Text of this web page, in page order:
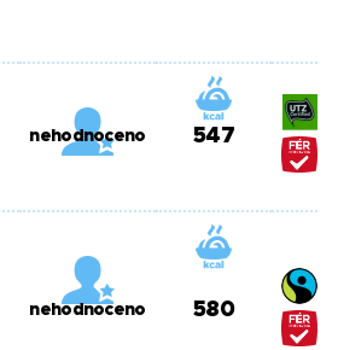
nehodnoceno 547
nehodnoceno 580